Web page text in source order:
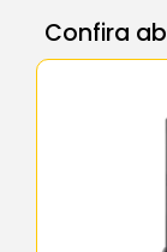
Confira